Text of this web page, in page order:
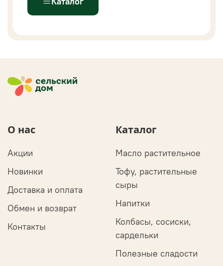
О нас
Акции
Новинки
Доставка и оплата
Обмен и возврат
Контакты
Каталог
Масло растительное
Тофу, растительные
сыры
Напитки
Колбасы, сосиски,
сардельки
Полезные сладости